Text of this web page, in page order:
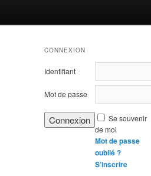
CONNEXION
Identifiant
Mot de passe
Se souvenir
de moi
Mot de passe
oublié ?
S’inscrire